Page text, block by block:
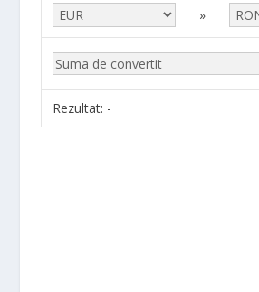
»
Rezultat: -